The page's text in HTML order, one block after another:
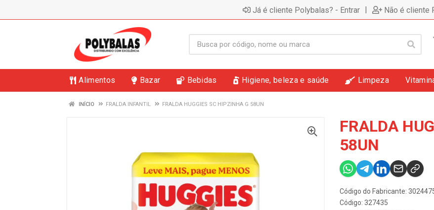
Já é cliente Polybalas? - Entrar | Não é cliente
Alimentos Bazar Bebidas Higiene, beleza e saúde Limpeza
INÍCIO FRALDA INFANTIL FRALDA HUGGIES SC HIPZINHA G 58UN
FRALDA
58UN
Código do Fabricante:
Código: 327435